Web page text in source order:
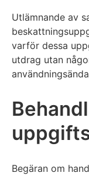
Utlämnande av
varför dessa
utdrag utan
Begäran om